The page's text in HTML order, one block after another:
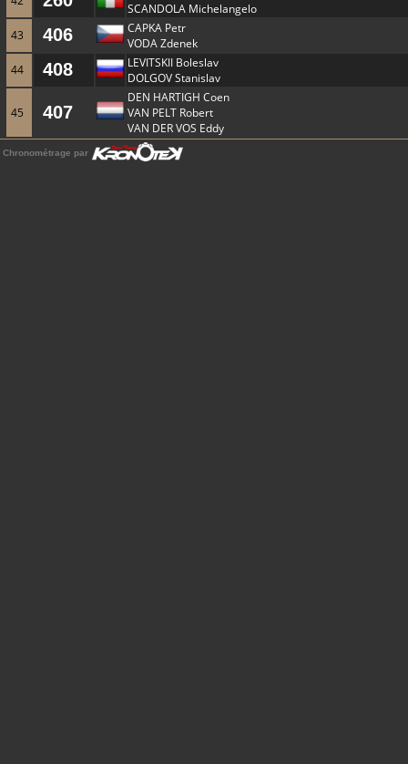
SCANDOLA Michelangelo
43
406
CAPKA Petr
VODA Zdenek
44
408
LEVITSKII Boleslav
DOLGOV Stanislav
45 407
DEN HARTIGH Coen
VAN PELT Robert
VAN DER VOS Eddy
Chronométrage par